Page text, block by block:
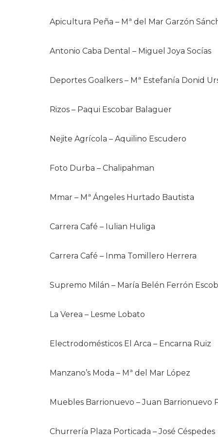
Apicultura Peña – Mª del Mar Garzón
Antonio Caba Dental – Miguel Joya Socías
Deportes Goalkers – Mª Estefanía Donid
Rizos – Paqui Escobar Balaguer
Nejite Agrícola – Aquilino Escudero
Foto Durba – Chalipahman
Mmar – Mª Ángeles Hurtado Bautista
Carrera Café – Iulian Huliga
Carrera Café – Inma Tomillero Herrera
Supremo Milán – María Belén Ferrón
La Verea – Lesme Lobato
Electrodomésticos El Arca – Encarna Ruiz
Manzano’s Moda – Mª del Mar López
Muebles Barrionuevo – Juan Barrionuevo
Churrería Plaza Porticada – José Céspedes